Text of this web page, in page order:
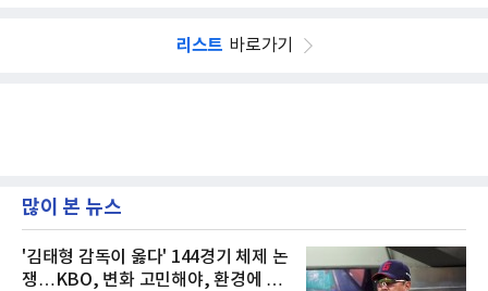
리스트 바로가기
많이 본 뉴스
'김태형 감독이 옳다' 144경기 체제 논
쟁…KBO, 변화 고민해야, 환경에 맞